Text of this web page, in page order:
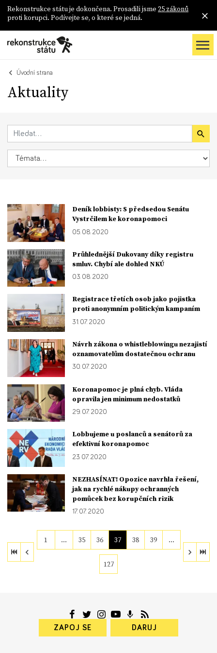
Rekonstrukce státu je dokončena. Prosadili jsme 25 zákonů
proti korupci. Podívejte se, o které se jedná.
Úvodní strana
Aktuality
Deník lobbisty: S předsedou Senátu
Vystrčilem ke koronapomoci
05. 08. 2020
Průhlednější Dukovany díky registru
smluv. Chybí ale dohled NKÚ
03. 08. 2020
Registrace třetích osob jako pojistka
proti anonymním politickým kampaním
31. 07. 2020
Návrh zákona o whistleblowingu nezajistí
oznamovatelům dostatečnou ochranu
30. 07. 2020
Koronapomoc je plná chyb. Vláda
opravila jen minimum nedostatků
29. 07. 2020
Lobbujeme u poslanců a senátorů za
efektivní koronapomoc
23. 07. 2020
NEZHASÍNAT! Opozice navrhla řešení,
jak na rychlé nákupy ochranných
pomůcek bez korupčních rizik
17. 07. 2020
1 … 35 36 37 38 39 …
127
ZAPOJ SE DARUJ